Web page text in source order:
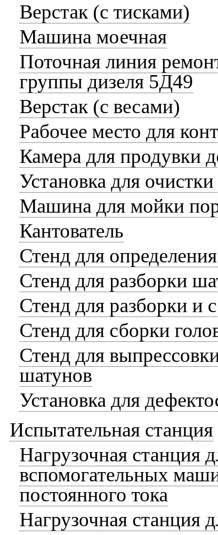
Верстак (с тисками)
Машина моечная
Поточная линия
группы дизеля 5Д49
Верстак (с весами)
Рабочее место для
Камера для продувки
Установка для
Машина для мойки
Кантователь
Стенд для
Стенд для разборки
Стенд для разборки и
Стенд для сборки
Стенд для
шатунов
Установка для
Испытательная станция
Нагрузочная станция
вспомогательных
постоянного тока
Нагрузочная станция